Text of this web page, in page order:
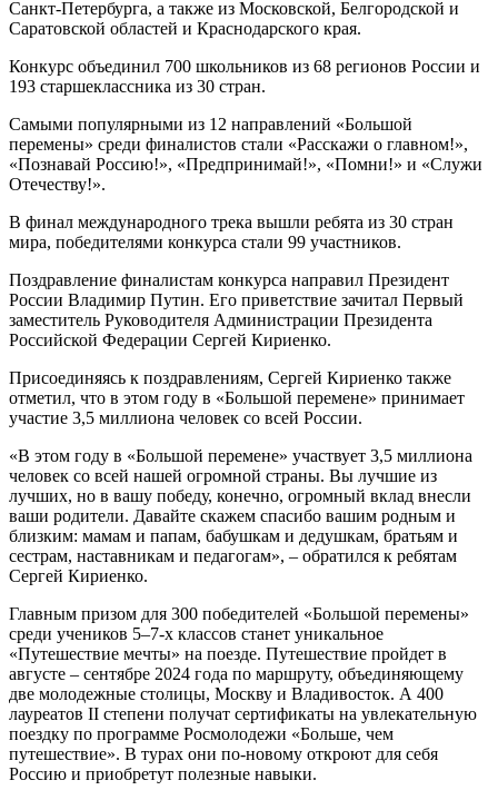
Санкт-Петербурга, а также из Московской, Белгородской и
Саратовской областей и Краснодарского края.
Конкурс объединил 700 школьников из 68 регионов России и
193 старшеклассника из 30 стран.
Самыми популярными из 12 направлений «Большой
перемены» среди финалистов стали «Расскажи о главном!»,
«Познавай Россию!», «Предпринимай!», «Помни!» и «Служи
Отечеству!».
В финал международного трека вышли ребята из 30 стран
мира, победителями конкурса стали 99 участников.
Поздравление финалистам конкурса направил Президент
России Владимир Путин. Его приветствие зачитал Первый
заместитель Руководителя Администрации Президента
Российской Федерации Сергей Кириенко.
Присоединяясь к поздравлениям, Сергей Кириенко также
отметил, что в этом году в «Большой перемене» принимает
участие 3,5 миллиона человек со всей России.
«В этом году в «Большой перемене» участвует 3,5 миллиона
человек со всей нашей огромной страны. Вы лучшие из
лучших, но в вашу победу, конечно, огромный вклад внесли
ваши родители. Давайте скажем спасибо вашим родным и
близким: мамам и папам, бабушкам и дедушкам, братьям и
сестрам, наставникам и педагогам», – обратился к ребятам
Сергей Кириенко.
Главным призом для 300 победителей «Большой перемены»
среди учеников 5–7-х классов станет уникальное
«Путешествие мечты» на поезде. Путешествие пройдет в
августе – сентябре 2024 года по маршруту, объединяющему
две молодежные столицы, Москву и Владивосток. А 400
лауреатов II степени получат сертификаты на увлекательную
поездку по программе Росмолодежи «Больше, чем
путешествие». В турах они по-новому откроют для себя
Россию и приобретут полезные навыки.